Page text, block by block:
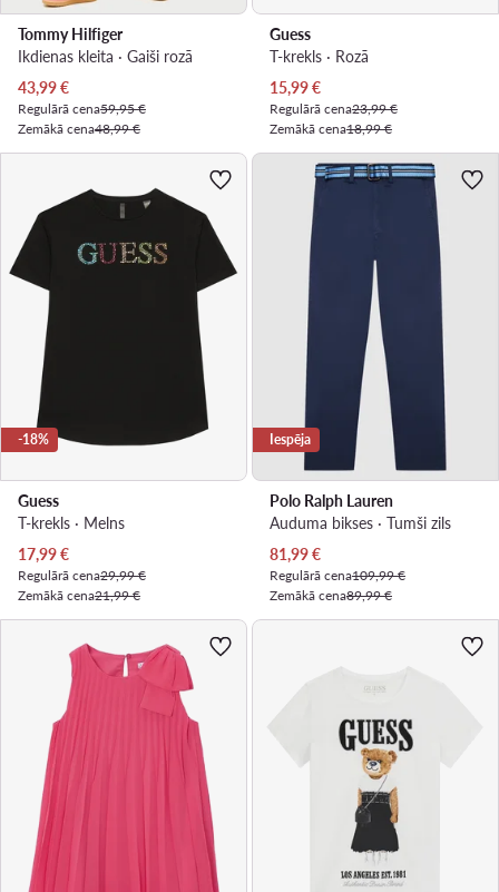
Tommy Hilfiger
Ikdienas kleita · Gaiši rozā
Pašreizējā cena
43,99€
Regulārā cena59,95 €
Zemākā cena48,99 €
Guess
T-krekls · Rozā
Pašreizējā cena
15,99€
Regulārā cena23,99 €
Zemākā cena18,99 €
-18%
Guess
T-krekls · Melns
Pašreizējā cena
17,99€
Regulārā cena29,99 €
Zemākā cena21,99 €
Iespēja
Polo Ralph Lauren
Auduma bikses · Tumši zils
Pašreizējā cena
81,99€
Regulārā cena109,99 €
Zemākā cena89,99 €